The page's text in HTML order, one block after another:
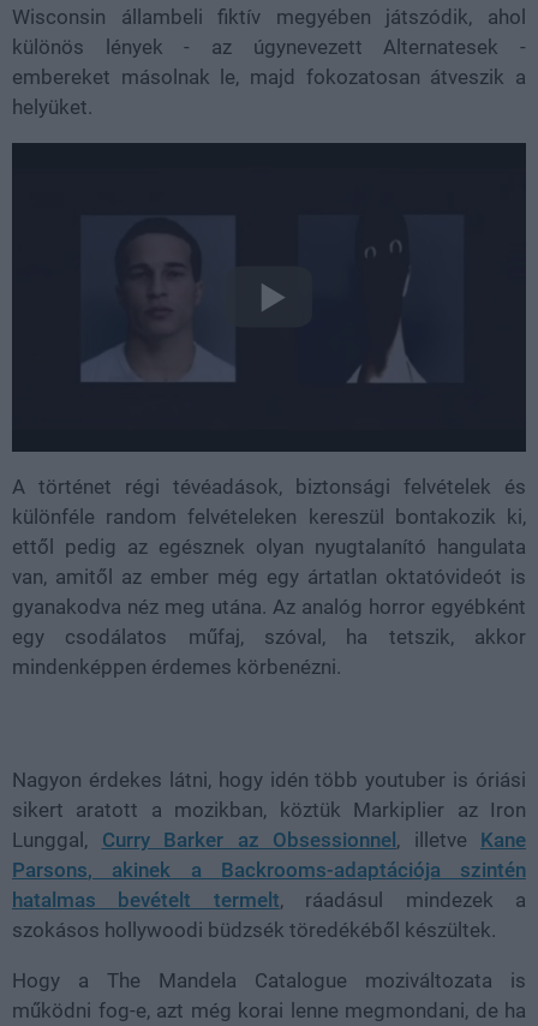
Wisconsin állambeli fiktív megyében játszódik, ahol
különös lények - az úgynevezett Alternatesek -
embereket másolnak le, majd fokozatosan átveszik a
helyüket.
A történet régi tévéadások, biztonsági felvételek és
különféle random felvételeken kereszül bontakozik ki,
ettől pedig az egésznek olyan nyugtalanító hangulata
van, amitől az ember még egy ártatlan oktatóvideót is
gyanakodva néz meg utána. Az analóg horror egyébként
egy csodálatos műfaj, szóval, ha tetszik, akkor
mindenképpen érdemes körbenézni.
Nagyon érdekes látni, hogy idén több youtuber is óriási
sikert aratott a mozikban, köztük Markiplier az Iron
Lunggal, Curry Barker az Obsessionnel, illetve Kane
Parsons, akinek a Backrooms-adaptációja szintén
hatalmas bevételt termelt, ráadásul mindezek a
szokásos hollywoodi büdzsék töredékéből készültek.
Hogy a The Mandela Catalogue moziváltozata is
működni fog-e, azt még korai lenne megmondani, de ha